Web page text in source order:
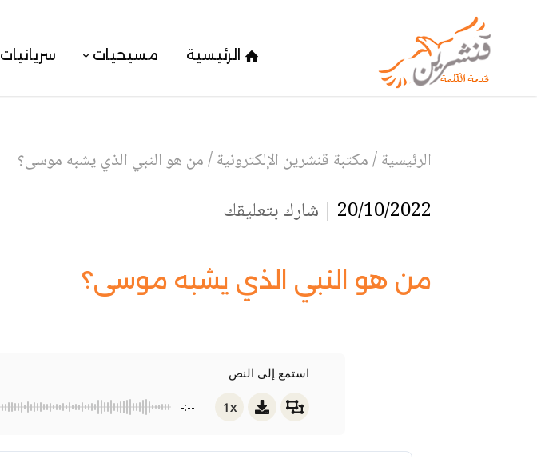
الرئيسية مسيحيات سريانيات
الرئيسية/مكتبة قنشرين الإلكترونية/من هو النبي الذي يشبه موسى؟
20/10/2022 | شارك بتعليقك
من هو النبي الذي يشبه موسى؟
استمع إلى النص
-:-- 1x